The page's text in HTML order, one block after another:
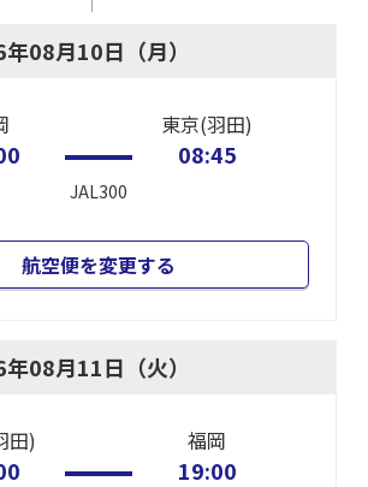
08月10日（月）
JAL300
東京(羽田)
08:45
航空便を変更する
08月11日（火）
田) 福岡
19:00